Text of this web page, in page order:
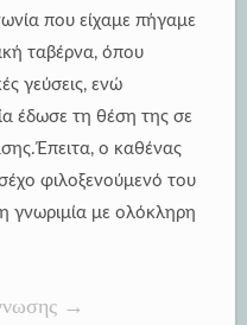
που είχαμε πήγαμε
ταβέρνα, όπου
γεύσεις, ενώ
έδωσε τη θέση της σε
ο καθένας
φιλοξενούμενό του
γνωριμία με ολόκληρη
“Το
→